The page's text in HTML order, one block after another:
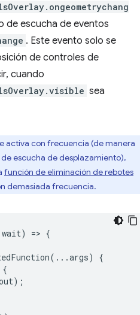
de escucha de eventos
. Este evento solo se
de controles de
cuando
sea
activa con frecuencia (de manera
escucha de desplazamiento),
función de eliminación de rebotes
demasiada frecuencia.
wait) => {
(...args)
{
{
);